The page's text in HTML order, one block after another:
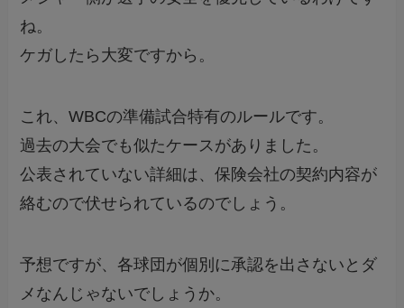
ね。
ケガしたら大変ですから。
これ、WBCの準備試合特有のルールです。
過去の大会でも似たケースがありました。
公表されていない詳細は、保険会社の契約内容が
絡むので伏せられているのでしょう。
予想ですが、各球団が個別に承認を出さないとダ
メなんじゃないでしょうか。